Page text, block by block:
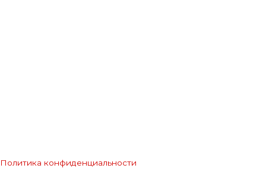
Политика конфиденциальности